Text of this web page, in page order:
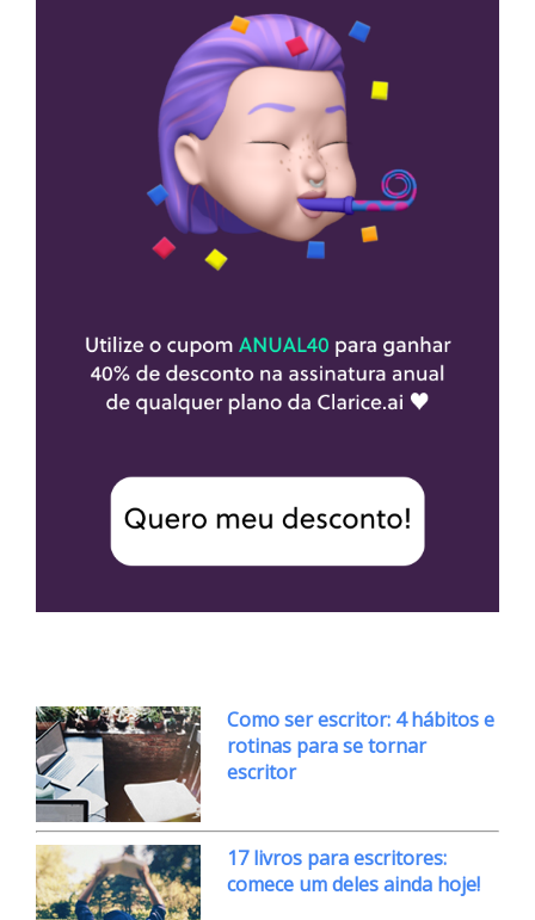
Como ser escritor: 4 hábitos e
rotinas para se tornar
escritor
17 livros para escritores:
comece um deles ainda hoje!